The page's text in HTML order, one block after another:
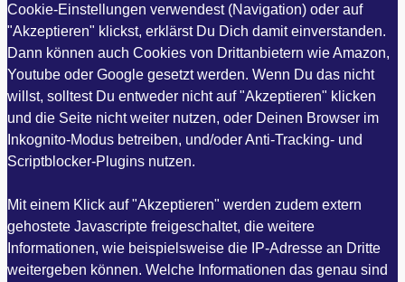
Cookie-Einstellungen verwendest (Navigation) oder auf
"Akzeptieren" klickst, erklärst Du Dich damit einverstanden.
Dann können auch Cookies von Drittanbietern wie Amazon,
Youtube oder Google gesetzt werden. Wenn Du das nicht
willst, solltest Du entweder nicht auf "Akzeptieren" klicken
und die Seite nicht weiter nutzen, oder Deinen Browser im
Inkognito-Modus betreiben, und/oder Anti-Tracking- und
Scriptblocker-Plugins nutzen.
Mit einem Klick auf "Akzeptieren" werden zudem extern
gehostete Javascripte freigeschaltet, die weitere
Informationen, wie beispielsweise die IP-Adresse an Dritte
weitergeben können. Welche Informationen das genau sind